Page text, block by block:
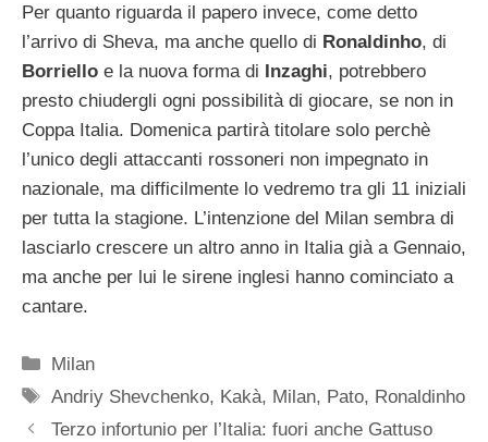
Per quanto riguarda il papero invece, come detto
l’arrivo di Sheva, ma anche quello di Ronaldinho, di
Borriello e la nuova forma di Inzaghi, potrebbero
presto chiudergli ogni possibilità di giocare, se non in
Coppa Italia. Domenica partirà titolare solo perchè
l’unico degli attaccanti rossoneri non impegnato in
nazionale, ma difficilmente lo vedremo tra gli 11 iniziali
per tutta la stagione. L’intenzione del Milan sembra di
lasciarlo crescere un altro anno in Italia già a Gennaio,
ma anche per lui le sirene inglesi hanno cominciato a
cantare.
Categorie
Milan
Tag
Andriy Shevchenko, Kakà, Milan, Pato, Ronaldinho
Terzo infortunio per l’Italia: fuori anche Gattuso